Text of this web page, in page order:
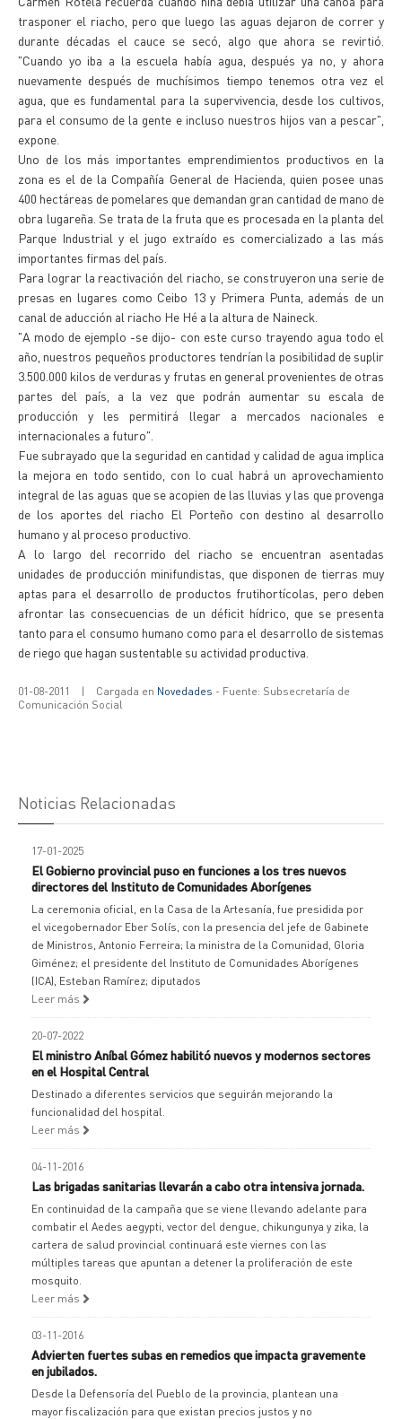
trasponer el riacho, pero que luego las aguas dejaron de correr y
durante décadas el cauce se secó, algo que ahora se revirtió.
"Cuando yo iba a la escuela había agua, después ya no, y ahora
nuevamente después de muchísimos tiempo tenemos otra vez el
agua, que es fundamental para la supervivencia, desde los cultivos,
para el consumo de la gente e incluso nuestros hijos van a pescar",
expone.
Uno de los más importantes emprendimientos productivos en la
zona es el de la Compañía General de Hacienda, quien posee unas
400 hectáreas de pomelares que demandan gran cantidad de mano de
obra lugareña. Se trata de la fruta que es procesada en la planta del
Parque Industrial y el jugo extraído es comercializado a las más
importantes firmas del país.
Para lograr la reactivación del riacho, se construyeron una serie de
presas en lugares como Ceibo 13 y Primera Punta, además de un
canal de aducción al riacho He Hé a la altura de Naineck.
"A modo de ejemplo -se dijo- con este curso trayendo agua todo el
año, nuestros pequeños productores tendrían la posibilidad de suplir
3.500.000 kilos de verduras y frutas en general provenientes de otras
partes del país, a la vez que podrán aumentar su escala de
producción y les permitirá llegar a mercados nacionales e
internacionales a futuro".
Fue subrayado que la seguridad en cantidad y calidad de agua implica
la mejora en todo sentido, con lo cual habrá un aprovechamiento
integral de las aguas que se acopien de las lluvias y las que provenga
de los aportes del riacho El Porteño con destino al desarrollo
humano y al proceso productivo.
A lo largo del recorrido del riacho se encuentran asentadas
unidades de producción minifundistas, que disponen de tierras muy
aptas para el desarrollo de productos frutihortícolas, pero deben
afrontar las consecuencias de un déficit hídrico, que se presenta
tanto para el consumo humano como para el desarrollo de sistemas
de riego que hagan sustentable su actividad productiva.
01-08-2011 | Cargada en Novedades - Fuente: Subsecretaría de
Comunicación Social
Noticias Relacionadas
17-01-2025
El Gobierno provincial puso en funciones a los tres nuevos
directores del Instituto de Comunidades Aborígenes
La ceremonia oficial, en la Casa de la Artesanía, fue presidida por
el vicegobernador Eber Solís, con la presencia del jefe de Gabinete
de Ministros, Antonio Ferreira; la ministra de la Comunidad, Gloria
Giménez; el presidente del Instituto de Comunidades Aborígenes
(ICA), Esteban Ramírez; diputados
Leer más
20-07-2022
El ministro Aníbal Gómez habilitó nuevos y modernos sectores
en el Hospital Central
Destinado a diferentes servicios que seguirán mejorando la
funcionalidad del hospital.
Leer más
04-11-2016
Las brigadas sanitarias llevarán a cabo otra intensiva jornada.
En continuidad de la campaña que se viene llevando adelante para
combatir el Aedes aegypti, vector del dengue, chikungunya y zika, la
cartera de salud provincial continuará este viernes con las
múltiples tareas que apuntan a detener la proliferación de este
mosquito.
Leer más
03-11-2016
Advierten fuertes subas en remedios que impacta gravemente
en jubilados.
Desde la Defensoría del Pueblo de la provincia, plantean una
mayor fiscalización para que existan precios justos y no